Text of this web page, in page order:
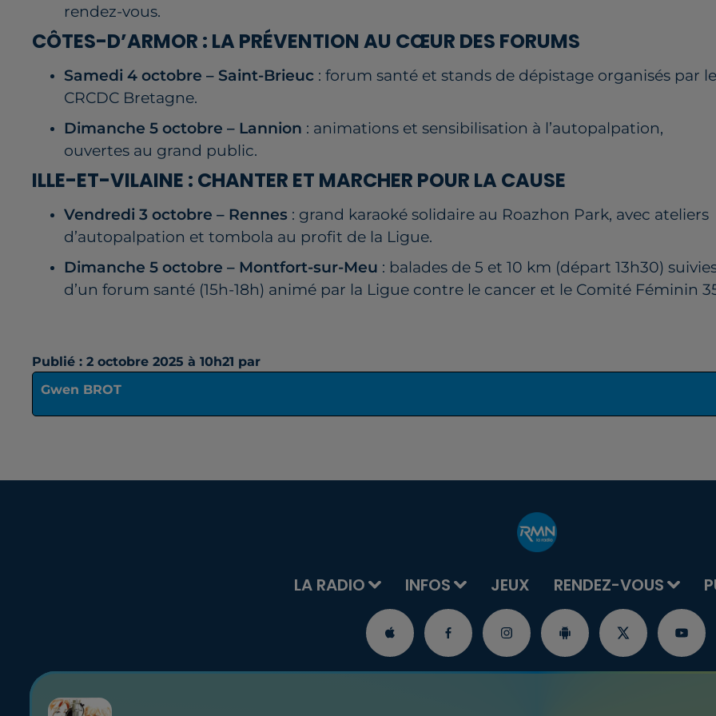
rendez-vous.
CÔTES-D’ARMOR : LA PRÉVENTION AU CŒUR DES FORUMS
Samedi 4 octobre – Saint-Brieuc : forum santé et stands de dépistage organisés par le
CRCDC Bretagne.
Dimanche 5 octobre – Lannion : animations et sensibilisation à l’autopalpation,
ouvertes au grand public.
ILLE-ET-VILAINE : CHANTER ET MARCHER POUR LA CAUSE
Vendredi 3 octobre – Rennes : grand karaoké solidaire au Roazhon Park, avec ateliers
d’autopalpation et tombola au profit de la Ligue.
Dimanche 5 octobre – Montfort-sur-Meu : balades de 5 et 10 km (départ 13h30)
d’un forum santé (15h-18h) animé par la Ligue contre le cancer et le Comité Féminin
Publié : 2 octobre 2025 à 10h21 par
Gwen BROT
LA RADIO INFOS JEUX RENDEZ-VOUS